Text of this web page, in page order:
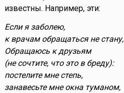
известны. Например, эти:
Если я заболею,
к врачам обращаться не стану,
Обращаюсь к друзьям
(не сочтите, что это в бреду):
постелите мне степь,
занавесьте мне окна туманом,